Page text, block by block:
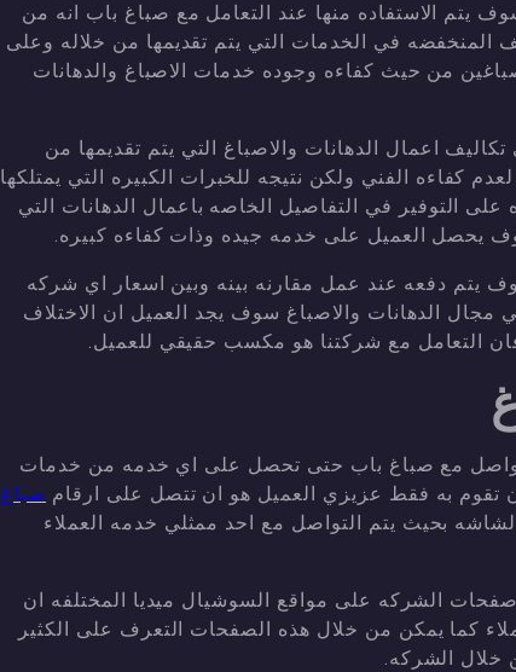
يتم الاستفاده منها عند التعامل مع صباغ باب انه من
المنخفضه في الخدمات التي يتم تقديمها من خلاله وعلى
من حيث كفاءه وجوده خدمات الاصباغ والدهانات
اعمال الدهانات والاصباغ التي يتم تقديمها من
لعدم كفاءه الفني ولكن نتيجه للخبرات الكبيره التي يمتلكها
على التوفير في التفاصيل الخاصه باعمال الدهانات التي
يحصل العميل على خدمه جيده وذات كفاءه كبيره.
يتم دفعه عند عمل مقارنه بينه وبين اسعار اي شركه
الدهانات والاصباغ سوف يجد العميل ان الاختلاف
التعامل مع شركتنا هو مكسب حقيقي للعميل.
مع صباغ باب حتى تحصل على اي خدمه من خدمات
تقوم به فقط عزيزي العميل هو ان تتصل على ارقام صباغ
الشاشه بحيث يتم التواصل مع احد ممثلي خدمه العملاء
الشركه على مواقع السوشيال ميديا المختلفه ان
كما يمكن من خلال هذه الصفحات التعرف على الكثير
خلال الشركه.